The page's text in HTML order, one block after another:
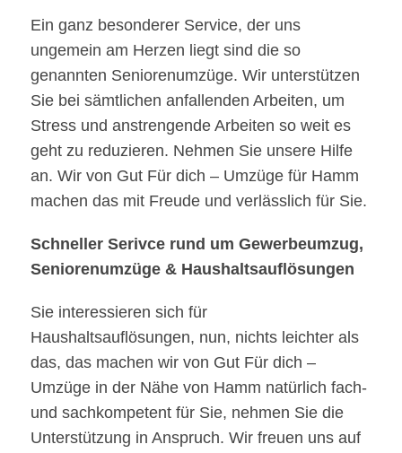
Ein ganz besonderer Service, der uns
ungemein am Herzen liegt sind die so
genannten Seniorenumzüge. Wir unterstützen
Sie bei sämtlichen anfallenden Arbeiten, um
Stress und anstrengende Arbeiten so weit es
geht zu reduzieren. Nehmen Sie unsere Hilfe
an. Wir von Gut Für dich – Umzüge für Hamm
machen das mit Freude und verlässlich für Sie.
Schneller Serivce rund um Gewerbeumzug,
Seniorenumzüge & Haushaltsauflösungen
Sie interessieren sich für
Haushaltsauflösungen, nun, nichts leichter als
das, das machen wir von Gut Für dich –
Umzüge in der Nähe von Hamm natürlich fach-
und sachkompetent für Sie, nehmen Sie die
Unterstützung in Anspruch. Wir freuen uns auf